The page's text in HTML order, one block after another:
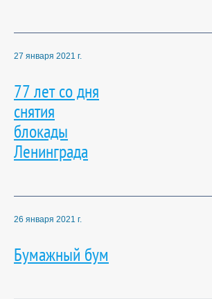
27 января 2021 г.
77 лет со дня
снятия
блокады
Ленинграда
26 января 2021 г.
Бумажный бум